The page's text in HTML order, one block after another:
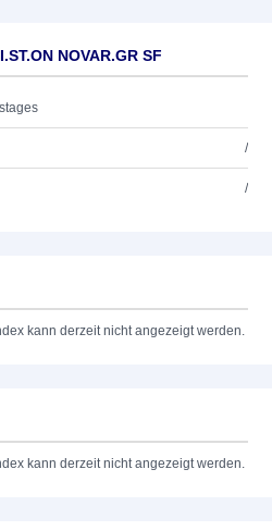
NOVAR.GR SF
/
/
kann derzeit nicht angezeigt werden.
kann derzeit nicht angezeigt werden.